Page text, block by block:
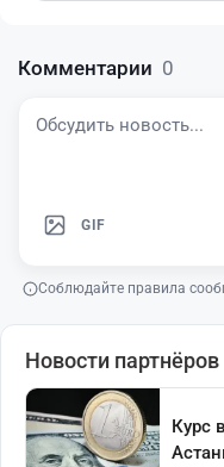
Комментарии 0
GIF
Соблюдайте правила